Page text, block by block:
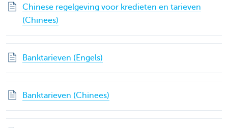
Chinese regelgeving voor kredieten en tarieven
(Chinees)
Banktarieven (Engels)
Banktarieven (Chinees)